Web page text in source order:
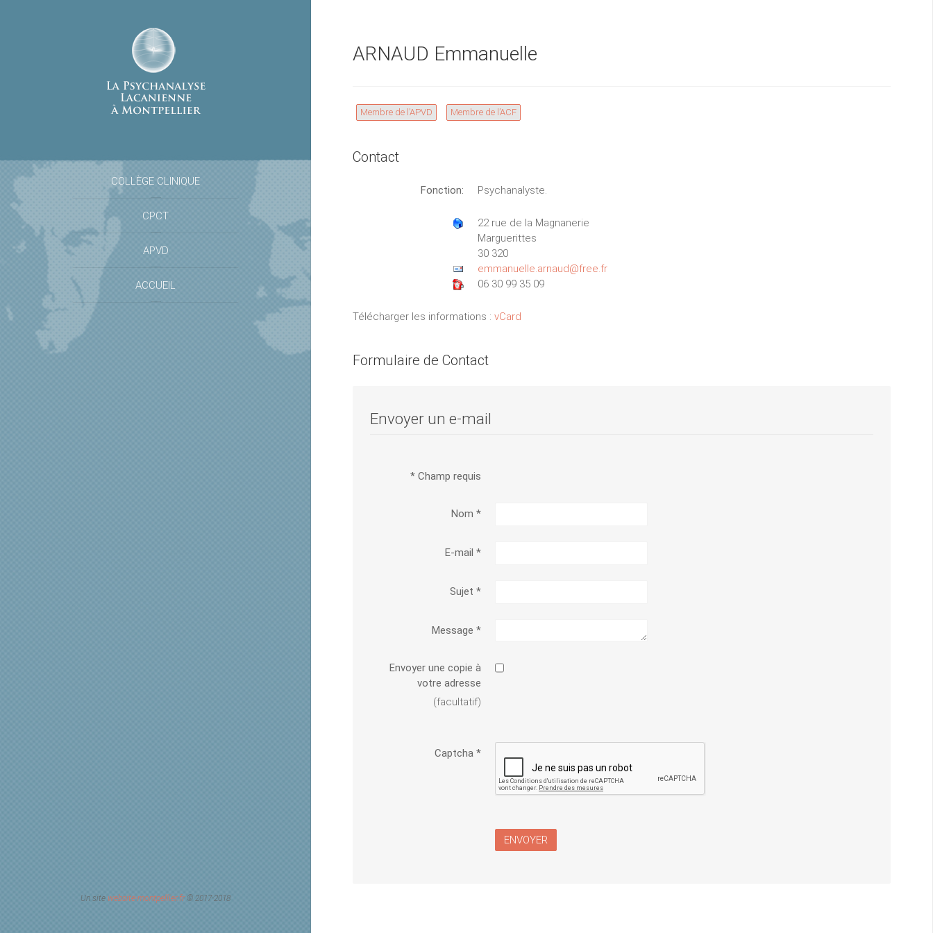
COLLÈGE CLINIQUE
CPCT
APVD
ACCUEIL
Un site website-montpellier.fr© 2017-2018
ARNAUD Emmanuelle
Membre de l’APVD Membre de l’ACF
Contact
Fonction: Psychanalyste.
22 rue de la Magnanerie
Marguerittes
30 320
emmanuelle.arnaud@free.fr
06 30 99 35 09
Télécharger les informations : vCard
Formulaire de Contact
Envoyer un e-mail
*Champ requis
Nom *
E-mail *
Sujet *
Message *
Envoyer une copie à
votre adresse
(facultatif)
Captcha*
ENVOYER